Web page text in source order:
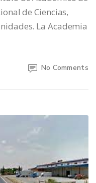
de Ciencias,
La Academia
No Comments